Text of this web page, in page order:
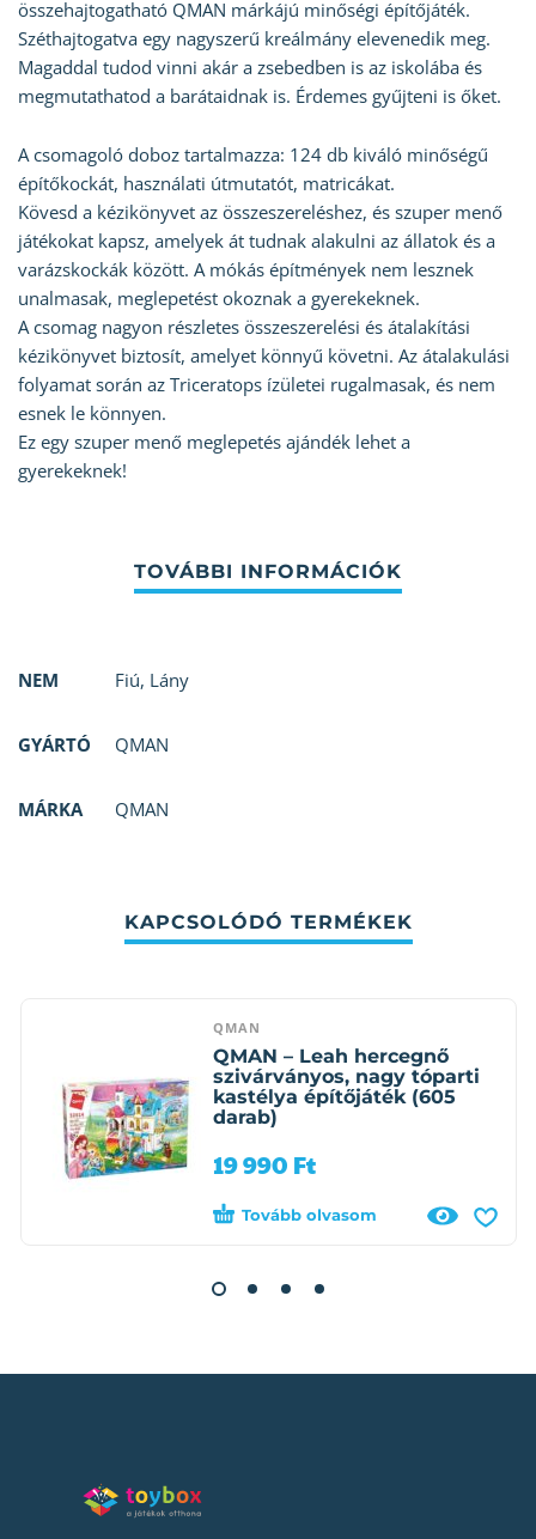
összehajtogatható QMAN márkájú minőségi építőjáték.
Széthajtogatva egy nagyszerű kreálmány elevenedik meg.
Magaddal tudod vinni akár a zsebedben is az iskolába és
megmutathatod a barátaidnak is. Érdemes gyűjteni is őket.
A csomagoló doboz tartalmazza: 124 db kiváló minőségű
építőkockát, használati útmutatót, matricákat.
Kövesd a kézikönyvet az összeszereléshez, és szuper menő
játékokat kapsz, amelyek át tudnak alakulni az állatok és a
varázskockák között. A mókás építmények nem lesznek
unalmasak, meglepetést okoznak a gyerekeknek.
A csomag nagyon részletes összeszerelési és átalakítási
kézikönyvet biztosít, amelyet könnyű követni. Az átalakulási
folyamat során az Triceratops ízületei rugalmasak, és nem
esnek le könnyen.
Ez egy szuper menő meglepetés ajándék lehet a
gyerekeknek!
NEM Fiú, Lány
GYÁRTÓ QMAN
MÁRKA QMAN
KAPCSOLÓDÓ TERMÉKEK
QMAN
QMAN – Leah hercegnő
szivárványos, nagy tóparti
kastélya építőjáték (605
darab)
19 990 Ft
Tovább olvasom